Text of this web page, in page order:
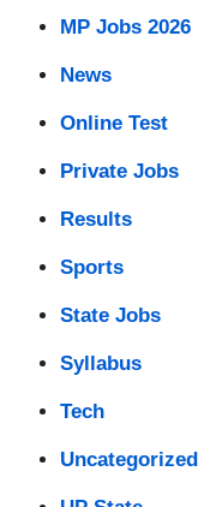
MP Jobs 2026
News
Online Test
Private Jobs
Results
Sports
State Jobs
Syllabus
Tech
Uncategorized